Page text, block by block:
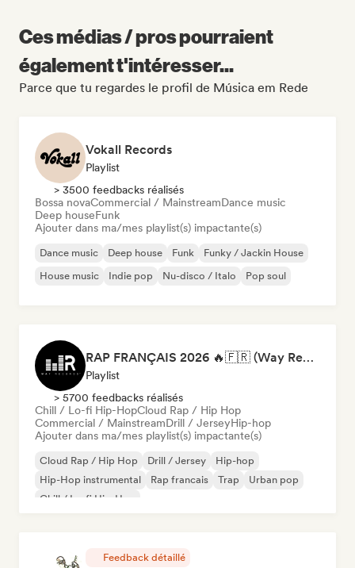
Ces médias / pros pourraient
également t'intéresser...
Parce que tu regardes le profil de Música em Rede
Vokall Records
Playlist
> 3500 feedbacks réalisés
Bossa novaCommercial / MainstreamDance music
Deep houseFunk
Ajouter dans ma/mes playlist(s) impactante(s)
Dance music Deep house Funk
Funky / Jackin House
House music
Indie pop Nu-disco / Italo Pop soul
RAP FRANÇAIS 2026 🔥🇫🇷 (Way Records)
Playlist
> 5700 feedbacks réalisés
Chill / Lo-fi Hip-HopCloud Rap / Hip Hop
Commercial / MainstreamDrill / JerseyHip-hop
Ajouter dans ma/mes playlist(s) impactante(s)
Cloud Rap / Hip Hop Drill / Jersey
Hip-hop
Hip-Hop instrumental
Rap francais Trap
Urban pop
Chill / Lo-fi Hip-Hop
Feedback détaillé